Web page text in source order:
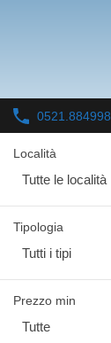
0521.884998
Località
Tutte le località
Tipologia
Tutti i tipi
Prezzo min
Tutte